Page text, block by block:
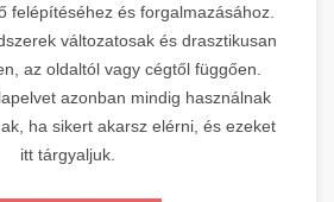
felépítéséhez és forgalmazásához.
változatosak és drasztikusan
az oldaltól vagy cégtől függően.
azonban mindig használnak
ha sikert akarsz elérni, és ezeket
itt tárgyaljuk.